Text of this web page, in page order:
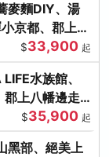
麥麵DIY、湯
京都、郡上八
$33,900 起
水族館、
上八幡邊走
$35,900 起
黑部、絕美上